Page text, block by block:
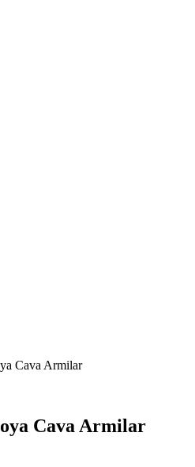
Cava Armilar
Cava Armilar